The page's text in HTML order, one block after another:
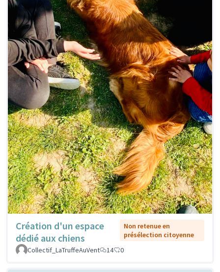
Création d'un espace
dédié aux chiens
Non retenue en
présélection citoyenne
Collectif_LaTruffeAuVent
14 0